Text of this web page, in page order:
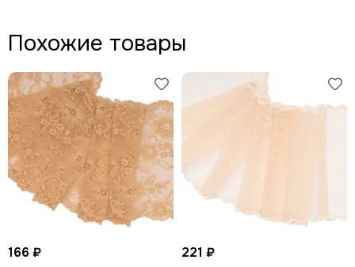
Похожие товары
166 ₽ 221 ₽